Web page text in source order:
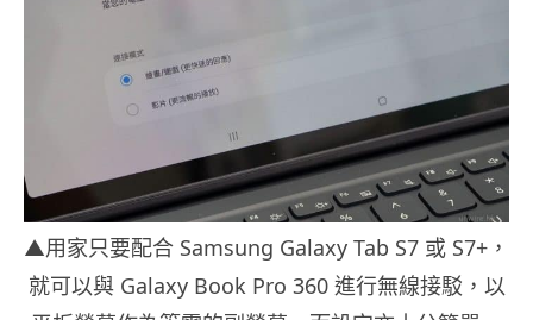
▲用家只要配合 Samsung Galaxy Tab S7 或 S7+，
就可以與 Galaxy Book Pro 360 進行無線接駁，以